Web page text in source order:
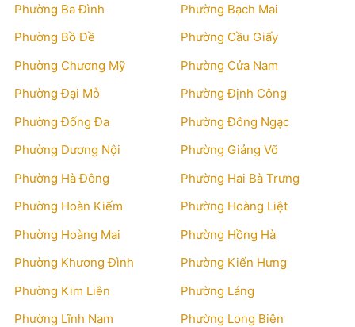
Phường Ba Đình
Phường Bạch Mai
Phường Bồ Đề
Phường Cầu Giấy
Phường Chương Mỹ
Phường Cửa Nam
Phường Đại Mỗ
Phường Định Công
Phường Đống Đa
Phường Đông Ngạc
Phường Dương Nội
Phường Giảng Võ
Phường Hà Đông
Phường Hai Bà Trưng
Phường Hoàn Kiếm
Phường Hoàng Liệt
Phường Hoàng Mai
Phường Hồng Hà
Phường Khương Đình
Phường Kiến Hưng
Phường Kim Liên
Phường Láng
Phường Lĩnh Nam
Phường Long Biên